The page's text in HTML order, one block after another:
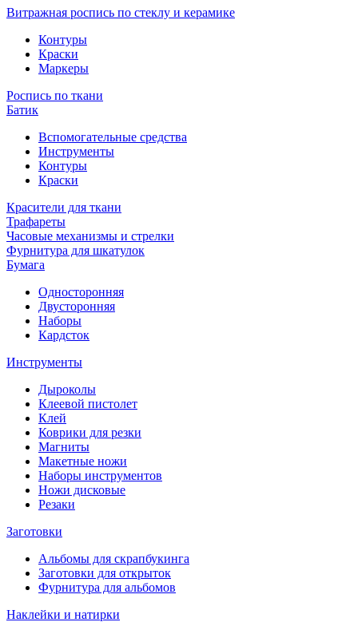
Витражная роспись по стеклу и керамике
Контуры
Краски
Маркеры
Роспись по ткани
Батик
Вспомогательные средства
Инструменты
Контуры
Краски
Красители для ткани
Трафареты
Часовые механизмы и стрелки
Фурнитура для шкатулок
Бумага
Односторонняя
Двусторонняя
Наборы
Кардсток
Инструменты
Дыроколы
Клеевой пистолет
Клей
Коврики для резки
Магниты
Макетные ножи
Наборы инструментов
Ножи дисковые
Резаки
Заготовки
Альбомы для скрапбукинга
Заготовки для открыток
Фурнитура для альбомов
Наклейки и натирки